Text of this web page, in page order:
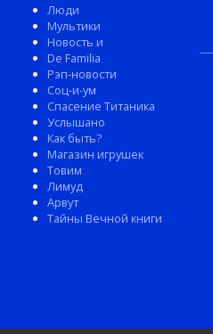
Люди
Мультики
Новость и
De Familia
Рэп-новости
Соц-и-ум
Спасение Титаника
Услышано
Как быть?
Магазин игрушек
Товим
Лимуд
Арвут
Тайны Вечной книги